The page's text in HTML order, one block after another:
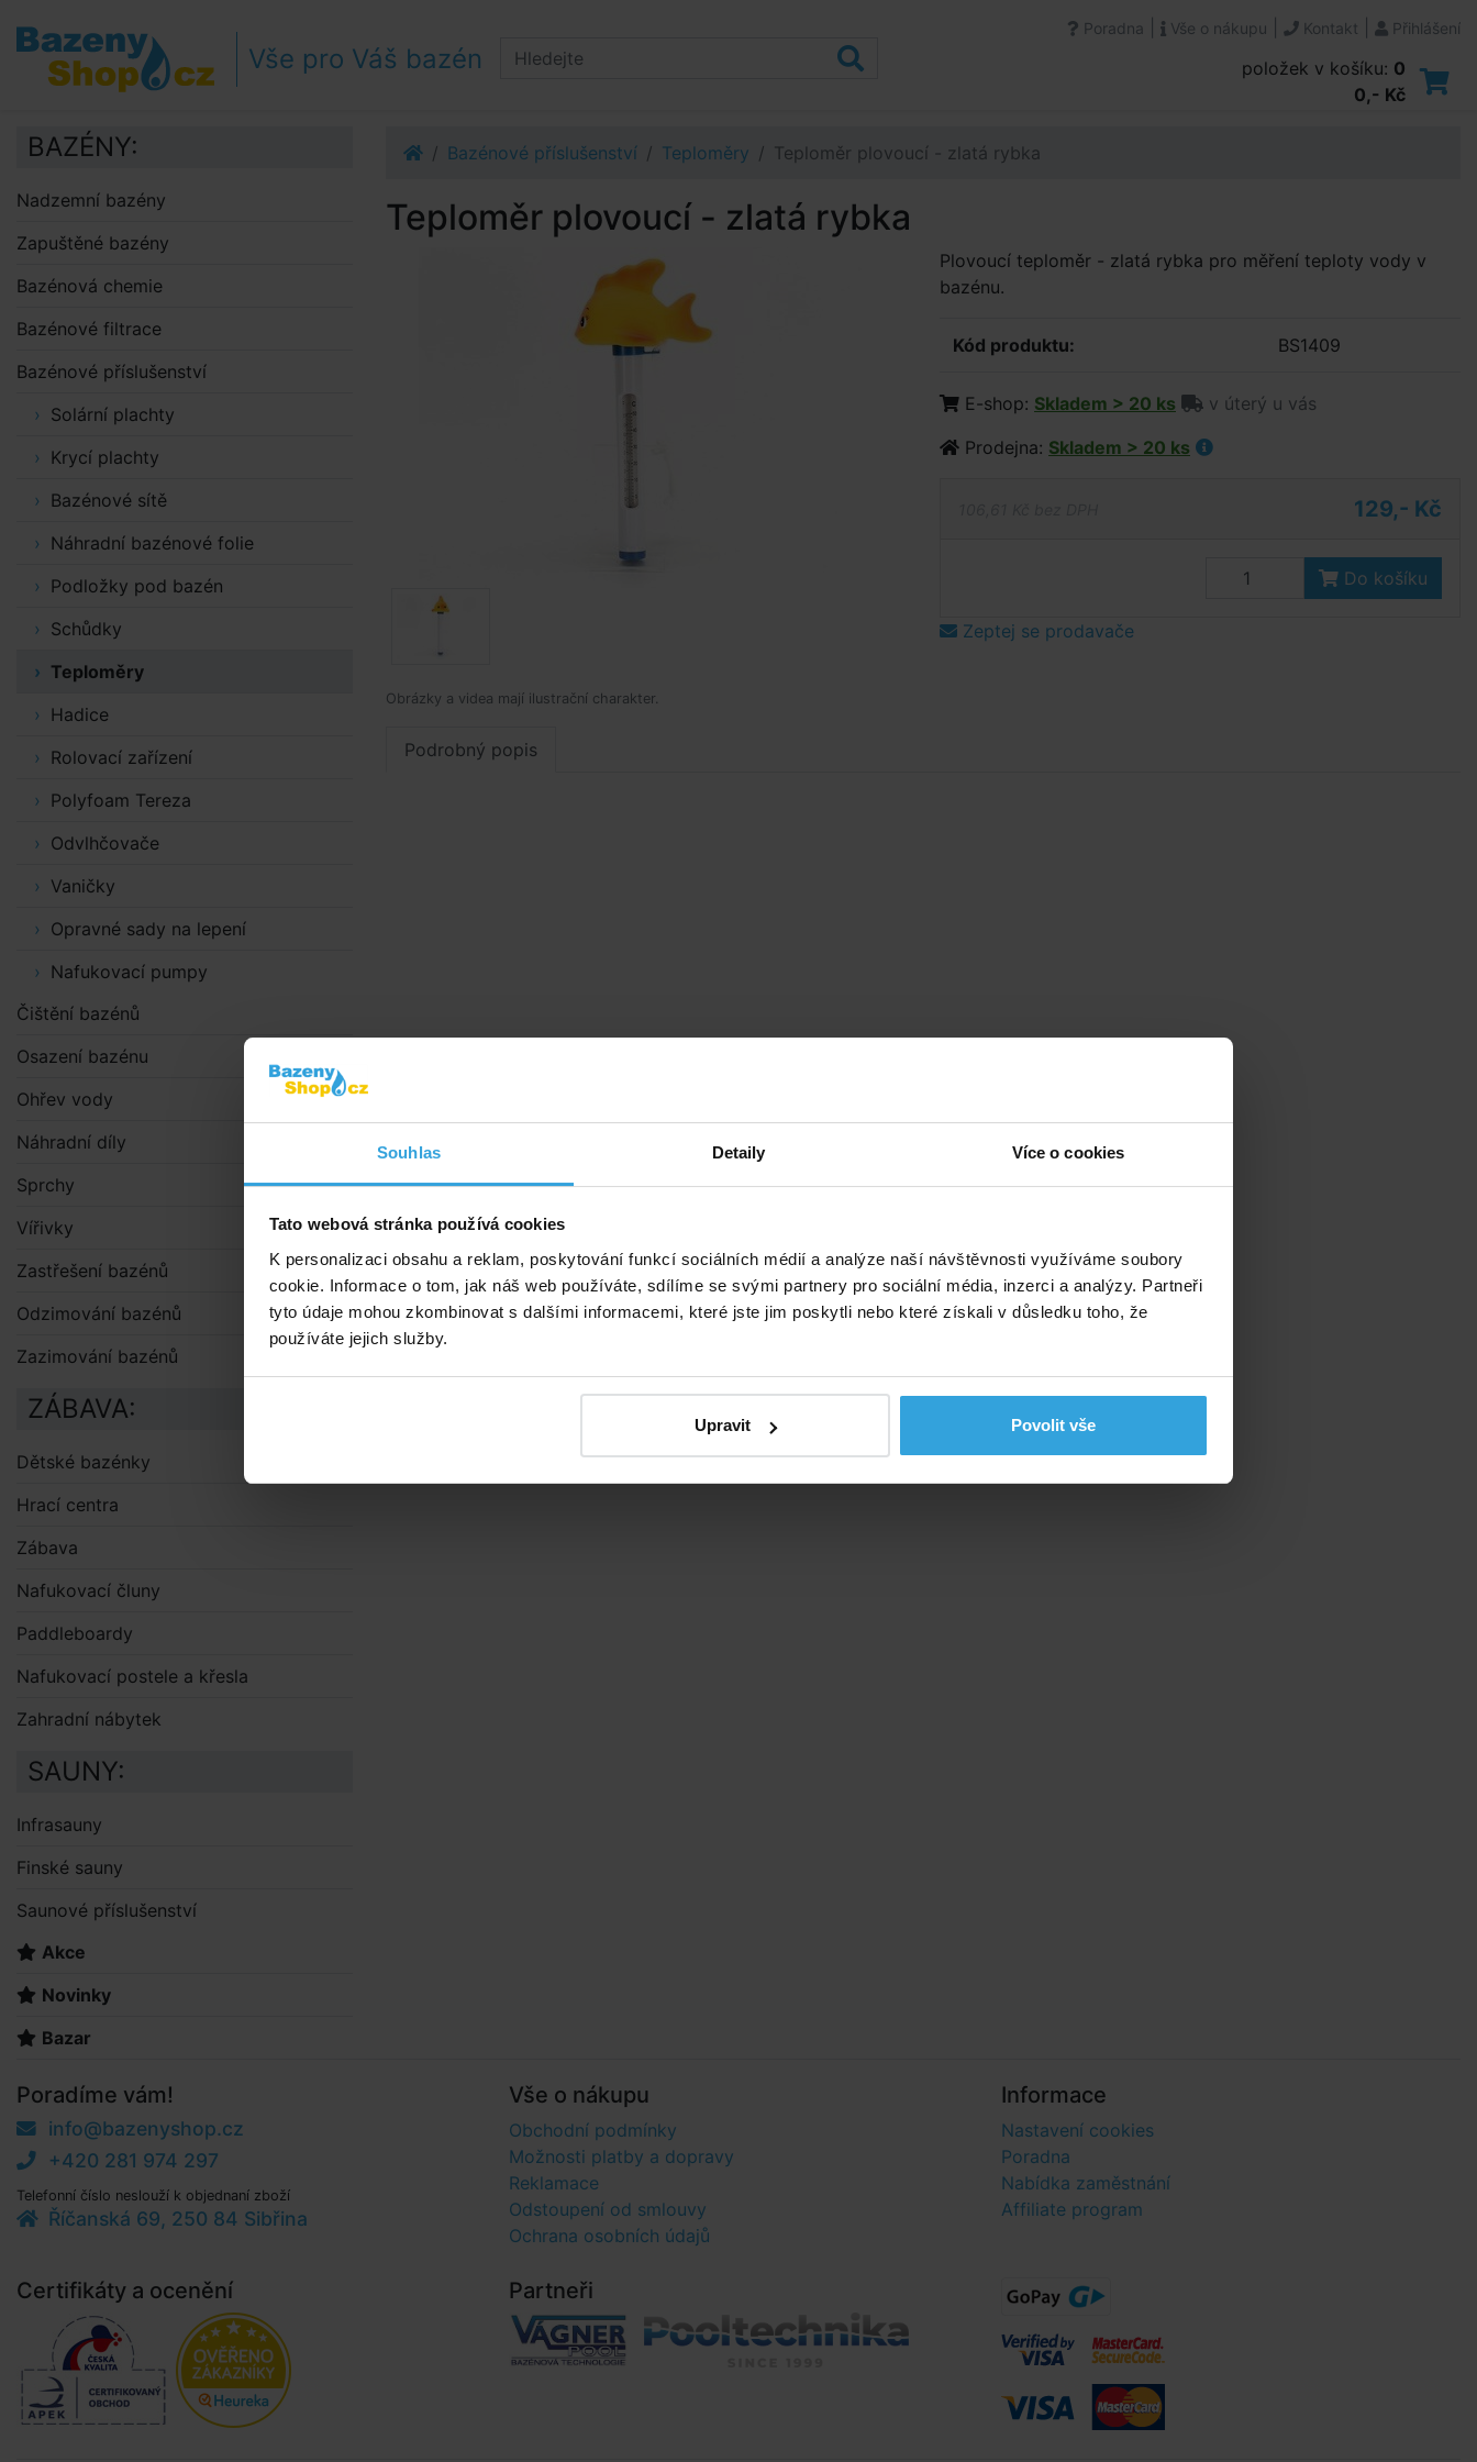
Souhlas Detaily Více o cookies
Tato webová stránka používá cookies
K personalizaci obsahu a reklam, poskytování funkcí sociálních médií a analýze naší návštěvnosti využíváme soubory
cookie. Informace o tom, jak náš web používáte, sdílíme se svými partnery pro sociální média, inzerci a analýzy. Partneři
tyto údaje mohou zkombinovat s dalšími informacemi, které jste jim poskytli nebo které získali v důsledku toho, že
používáte jejich služby.
Upravit Povolit vše
Přejít na obsah
Přejít k postrannímu sloupci
Klávesové zkratky
Vše pro Váš bazén
Poradna Vše o nákupu Kontakt Přihlášení
položek v košíku: 0
0,- Kč
Bazénové příslušenství Teploměry Teploměr plovoucí - zlatá rybka
Teploměr plovoucí - zlatá rybka
Obrázky a videa mají ilustrační charakter.
Plovoucí teploměr - zlatá rybka pro měření teploty vody v
bazénu.
Kód produktu: BS1409
E-shop: Skladem > 20 ks
v úterý u vás
Prodejna: Skladem > 20 ks
129,- Kč
Do košíku
Zeptej se prodavače
Podrobný popis
BAZÉNY:
Nadzemní bazény
Zapuštěné bazény
Bazénová chemie
Bazénové filtrace
Bazénové příslušenství
Solární plachty
Krycí plachty
Bazénové sítě
Náhradní bazénové folie
Podložky pod bazén
Schůdky
Teploměry
Hadice
Rolovací zařízení
Polyfoam Tereza
Odvlhčovače
Vaničky
Opravné sady na lepení
Nafukovací pumpy
Čištění bazénů
Osazení bazénu
Ohřev vody
Náhradní díly
Sprchy
Vířivky
Zastřešení bazénů
Odzimování bazénů
Zazimování bazénů
ZÁBAVA:
Dětské bazénky
Hrací centra
Zábava
Nafukovací čluny
Paddleboardy
Nafukovací postele a křesla
Zahradní nábytek
SAUNY:
Infrasauny
Finské sauny
Saunové příslušenství
Akce
Novinky
Bazar
Poradíme vám!
info@bazenyshop.cz
+420 281 974 297
Telefonní číslo neslouží k objednaní zboží
Říčanská 69, 250 84 Sibřina
Vše o nákupu
Obchodní podmínky
Možnosti platby a dopravy
Reklamace
Odstoupení od smlouvy
Ochrana osobních údajů
Informace
Nastavení cookies
Poradna
Nabídka zaměstnání
Affiliate program
Certifikáty a ocenění Partneři